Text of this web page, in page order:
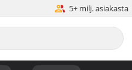
5+ milj. asiakasta